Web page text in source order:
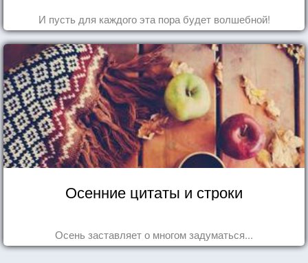
И пусть для каждого эта пора будет волшебной!
Осенние цитаты и строки
Осень заставляет о многом задуматься...